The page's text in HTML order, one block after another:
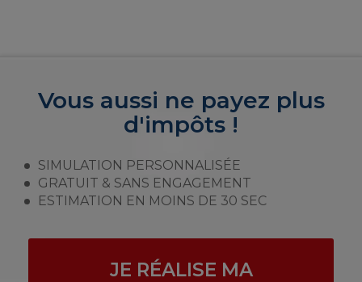
Vous aussi ne payez plus
d'impôts !
SIMULATION PERSONNALISÉE
GRATUIT & SANS ENGAGEMENT
ESTIMATION EN MOINS DE 30 SEC
JE RÉALISE MA